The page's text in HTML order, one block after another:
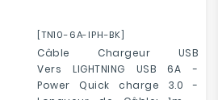
[TN10-6A-IPH-BK]
Câble Chargeur USB
Vers LIGHTNING USB 6A -
Power Quick charge 3.0 -